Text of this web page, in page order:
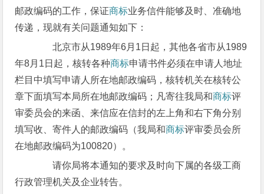
邮政编码的工作，保证商标业务信件能够及时、准确地
传递，现就有关问题通知如下：
北京市从1989年6月1日起，其他各省市从1989
年8月1日起，核转各种商标申请书件必须在申请人地址
栏目中填写申请人所在地邮政编码，核转机关在核转公
章下面填写本局所在地邮政编码；凡寄往我局和商标评
审委员会的来函、来信应在信封的左上角和右下角分别
填写收、寄件人的邮政编码（我局和商标评审委员会所
在地邮政编码为100820）。
请你局将本通知的要求及时向下属的各级工商
行政管理机关及企业转告。